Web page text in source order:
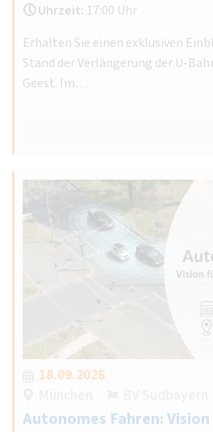
🕔 Uhrzeit: 17:00 Uhr
Erhalten Sie einen exklusiven
Stand der Verlängerung der U-
Geest. Im…
18.09.2026
Autonomes Fahren: